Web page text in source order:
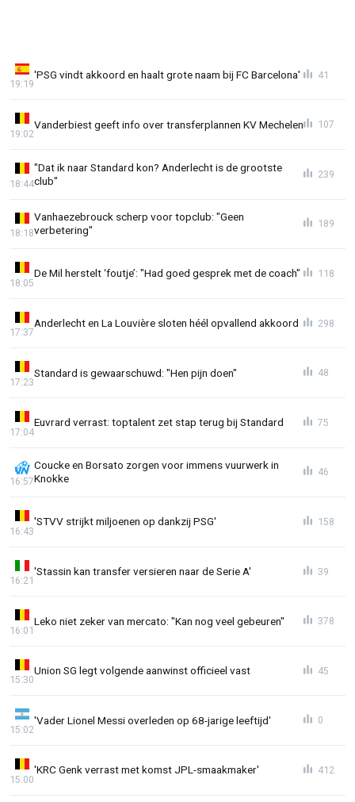
'PSG vindt akkoord en haalt grote naam bij FC Barcelona'
19:19
41
Vanderbiest geeft info over transferplannen KV Mechelen
19:02
107
"Dat ik naar Standard kon? Anderlecht is de grootste
club"
18:44
239
Vanhaezebrouck scherp voor topclub: "Geen
verbetering"
18:18
189
De Mil herstelt ‘foutje’: "Had goed gesprek met de coach"
18:05
118
Anderlecht en La Louvière sloten héél opvallend akkoord
17:37
298
Standard is gewaarschuwd: "Hen pijn doen"
17:23
48
Euvrard verrast: toptalent zet stap terug bij Standard
17:04
75
Coucke en Borsato zorgen voor immens vuurwerk in
Knokke
16:57
46
'STVV strijkt miljoenen op dankzij PSG'
16:43
158
'Stassin kan transfer versieren naar de Serie A'
16:21
39
Leko niet zeker van mercato: "Kan nog veel gebeuren"
16:01
378
Union SG legt volgende aanwinst officieel vast
15:30
45
'Vader Lionel Messi overleden op 68-jarige leeftijd'
15:02
0
'KRC Genk verrast met komst JPL-smaakmaker'
15:00
412